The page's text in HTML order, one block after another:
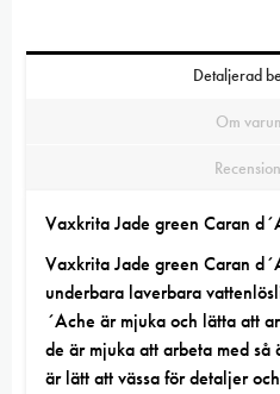
Detaljerad
Om
Vaxkrita Jade green Caran
Vaxkrita Jade green Caran
underbara laverbara
´Ache är mjuka och lätta att
de är mjuka att arbeta med så
är lätt att vässa för detaljer